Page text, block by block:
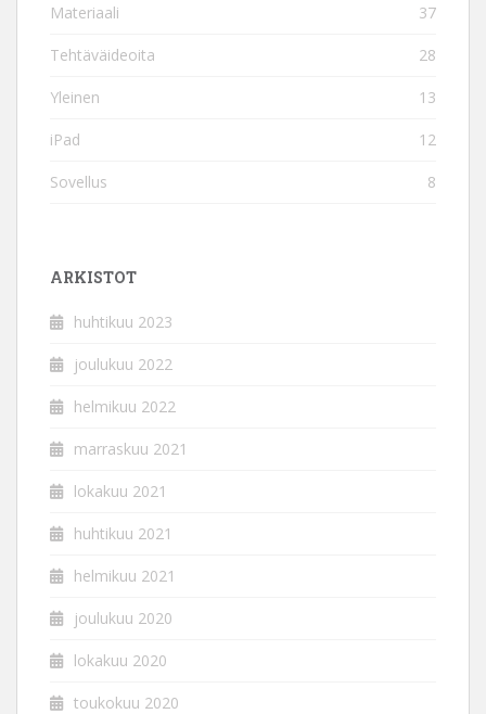
Materiaali 37
Tehtäväideoita 28
Yleinen 13
iPad 12
Sovellus 8
ARKISTOT
huhtikuu 2023
joulukuu 2022
helmikuu 2022
marraskuu 2021
lokakuu 2021
huhtikuu 2021
helmikuu 2021
joulukuu 2020
lokakuu 2020
toukokuu 2020